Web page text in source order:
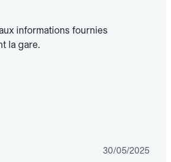
informations fournies
la gare.
30/05/2025